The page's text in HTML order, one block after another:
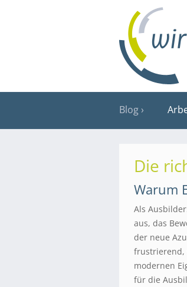
Blog
Die
Warum
Als
aus, das
der neue
frustrierend,
modernen
für die